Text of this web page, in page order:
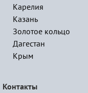
Карелия
Казань
Золотое кольцо
Дагестан
Крым
Контакты